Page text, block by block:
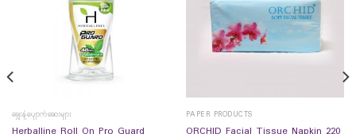
ချွေးနံ့ပျောက်ဆေးများ PAPER PRODUCTS